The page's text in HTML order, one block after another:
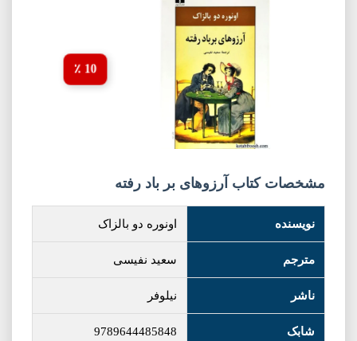
10 ٪
مشخصات کتاب آرزوهای بر باد رفته
نویسنده اونوره دو بالزاک
مترجم سعید نفیسی
ناشر نیلوفر
شابک 9789644485848